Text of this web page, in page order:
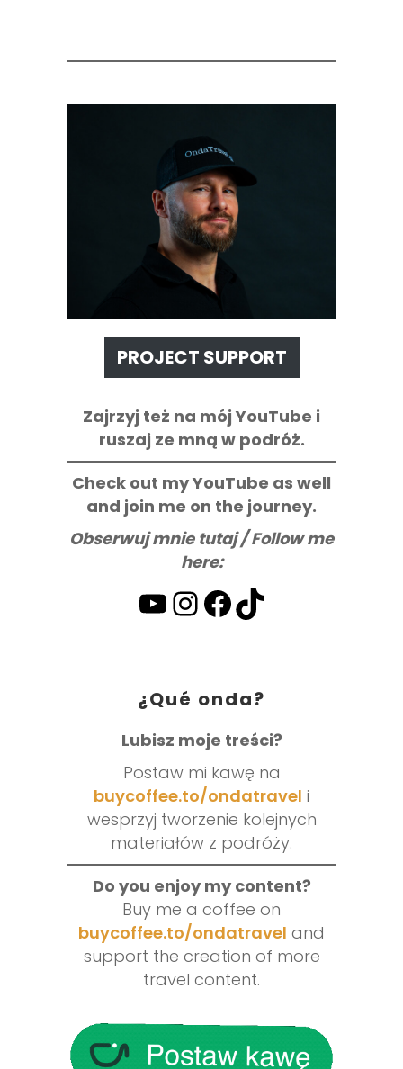
PROJECT SUPPORT
Zajrzyj też na mój YouTube i
ruszaj ze mną w podróż.
Check out my YouTube as well
and join me on the journey.
Obserwuj mnie tutaj / Follow me
here:
YouTube InstagramFacebook TikTok
¿Qué onda?
Lubisz moje treści?
Postaw mi kawę na
buycoffee.to/ondatravel i
wesprzyj tworzenie kolejnych
materiałów z podróży.
Do you enjoy my content?
Buy me a coffee on
buycoffee.to/ondatravel and
support the creation of more
travel content.